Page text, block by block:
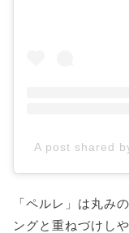
A post shared
「ペルレ」は丸み
ングと重ねづけし